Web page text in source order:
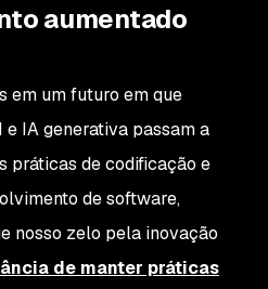
aumentado
em um futuro em que
IA generativa passam a
práticas de codificação e
de software,
nosso zelo pela inovação
de manter práticas